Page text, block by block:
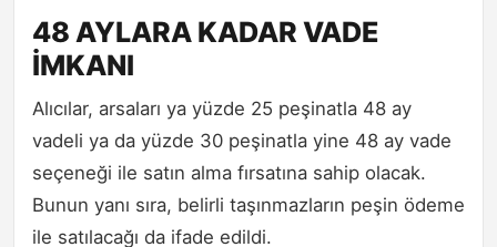
48 AYLARA KADAR VADE
İMKANI
Alıcılar, arsaları ya yüzde 25 peşinatla 48 ay
vadeli ya da yüzde 30 peşinatla yine 48 ay vade
seçeneği ile satın alma fırsatına sahip olacak.
Bunun yanı sıra, belirli taşınmazların peşin ödeme
ile satılacağı da ifade edildi.